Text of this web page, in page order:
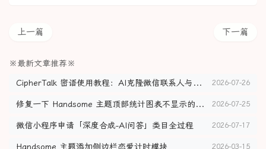
下一篇
上一篇
※最新文章推荐※
CipherTalk 密语使用教程：AI克隆微信联系人与聊天记录导出 2026-07-26
修复一下 Handsome 主题顶部统计图表不显示的问题 2026-07-25
微信小程序申请「深度合成-AI问答」类目全过程 2026-07-17
Handsome 主题添加侧边栏恋爱计时模块 2026-03-15